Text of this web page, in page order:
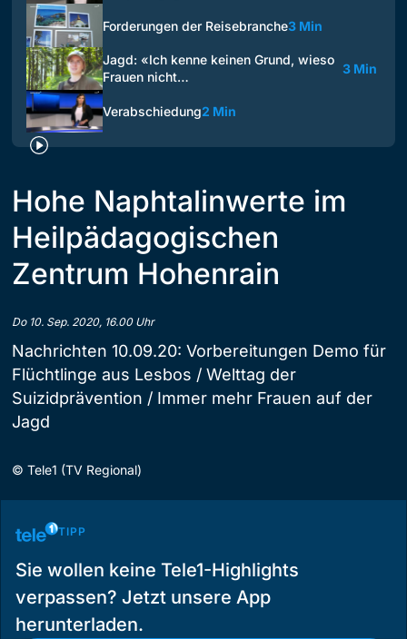
Forderungen der Reisebranche3 Min
Jagd: «Ich kenne keinen Grund, wieso
Frauen nicht…
3 Min
Verabschiedung2 Min
Hohe Naphtalinwerte im
Heilpädagogischen
Zentrum Hohenrain
Do 10. Sep. 2020, 16.00 Uhr
Nachrichten 10.09.20: Vorbereitungen Demo für
Flüchtlinge aus Lesbos / Welttag der
Suizidprävention / Immer mehr Frauen auf der
Jagd
© Tele1 (TV Regional)
TIPP
Sie wollen keine Tele1-Highlights
verpassen? Jetzt unsere App
herunterladen.